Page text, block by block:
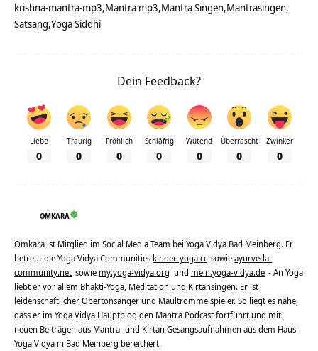
krishna-mantra-mp3 Mantra mp3 Mantra Singen Mantrasingen
Satsang Yoga Siddhi
Dein Feedback?
Liebe
0
Traurig
0
Fröhlich
0
Schläfrig
0
Wütend
0
Überrascht
0
Zwinker
0
OMKARA
Omkara ist Mitglied im Social Media Team bei Yoga Vidya Bad Meinberg. Er
betreut die Yoga Vidya Communities kinder-yoga.cc sowieayurveda-
community.net sowie my.yoga-vidya.org und mein.yoga-vidya.de - An Yoga
liebt er vor allem Bhakti-Yoga, Meditation und Kirtansingen. Er ist
leidenschaftlicher Obertonsänger und Maultrommelspieler. So liegt es nahe,
dass er im Yoga Vidya Hauptblog den Mantra Podcast fortführt und mit
neuen Beiträgen aus Mantra- und Kirtan Gesangsaufnahmen aus dem Haus
Yoga Vidya in Bad Meinberg bereichert.